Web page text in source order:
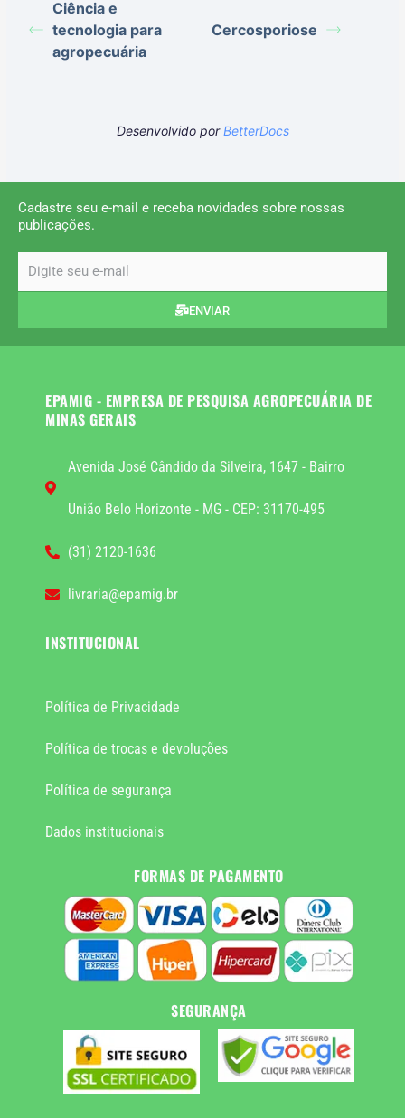
Ciência e
tecnologia para
agropecuária
Cercosporiose
Desenvolvido porBetterDocs
Cadastre seu e-mail e receba novidades sobre nossas
publicações.
ENVIAR
EPAMIG - EMPRESA DE PESQUISA AGROPECUÁRIA DE
MINAS GERAIS
Avenida José Cândido da Silveira, 1647 - Bairro
União Belo Horizonte - MG - CEP: 31170-495
(31) 2120-1636
livraria@epamig.br
INSTITUCIONAL
Política de Privacidade
Política de trocas e devoluções
Política de segurança
Dados institucionais
FORMAS DE PAGAMENTO
SEGURANÇA